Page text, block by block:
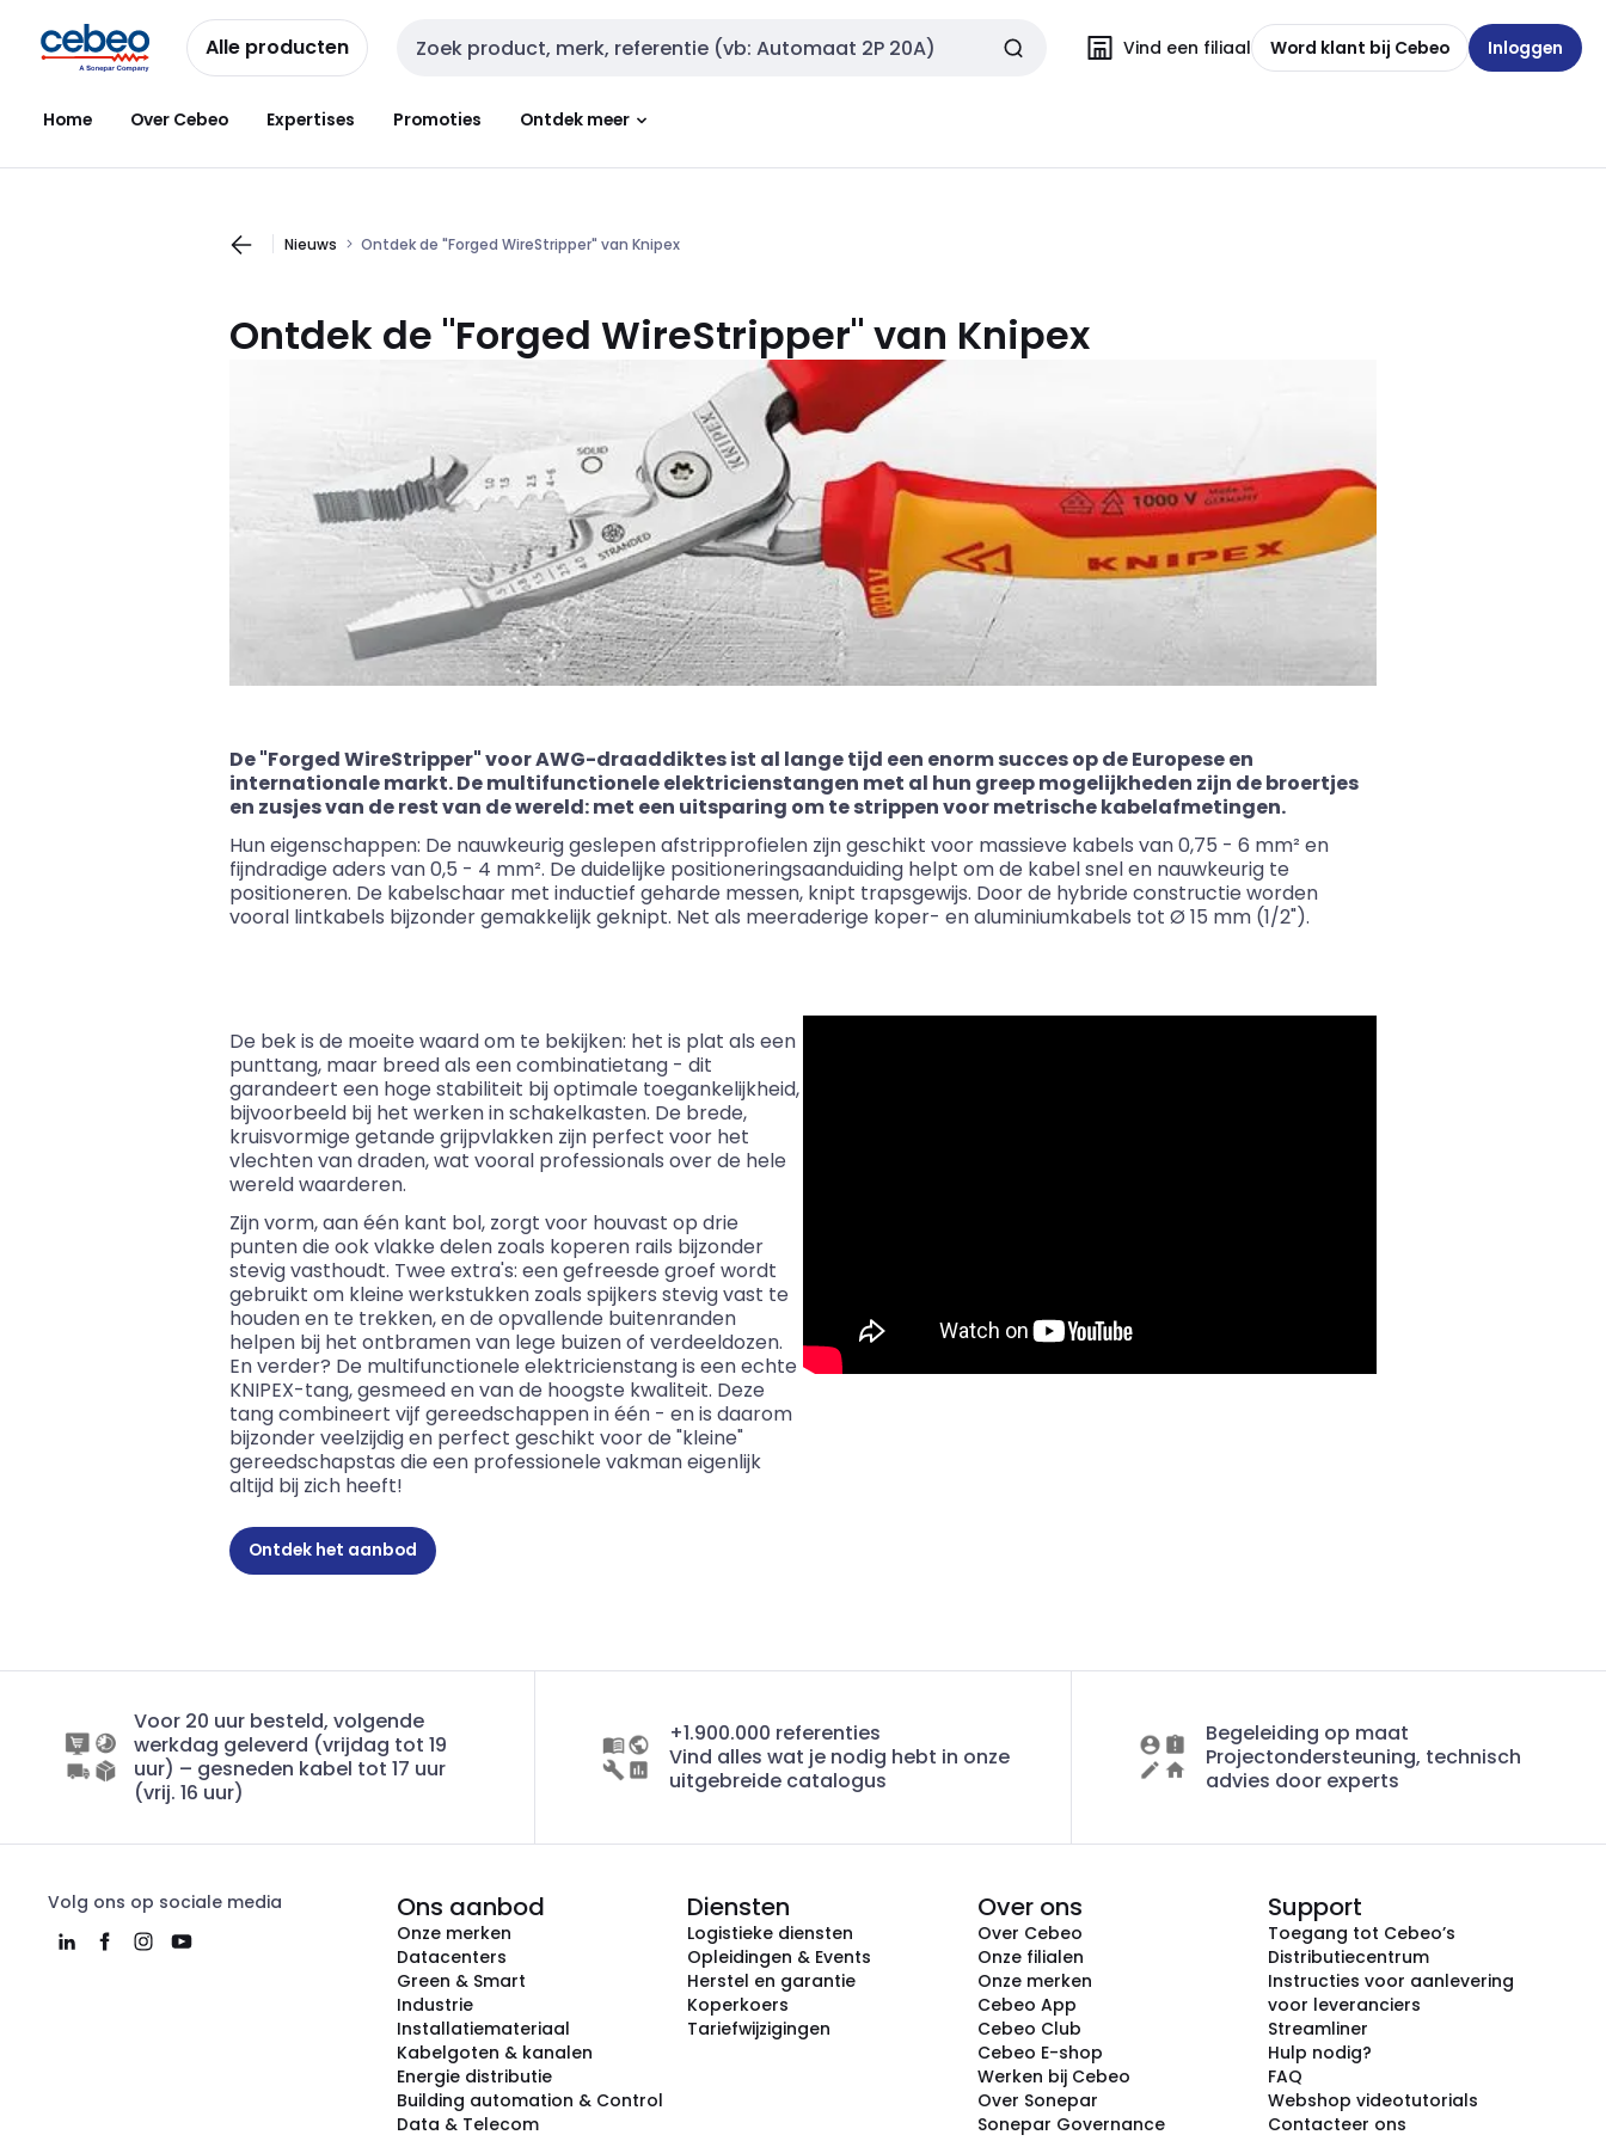
naar
navigatie
naar
inhoud
Alle producten Zoekveld invoer Vind een filiaal Word klant bij Cebeo Inloggen
Home Over Cebeo Expertises Promoties Ontdek meer
Nieuws Ontdek de "Forged WireStripper" van Knipex
Ontdek de "Forged WireStripper" van Knipex
De "ForgedWireStripper" voor AWG-draaddiktesist al lange tijd een enorm succes op de Europese en
internationale markt. De multifunctionele elektricienstangen met al hun greep mogelijkheden zijn de broertjes
en zusjes van de rest van de wereld: met een uitsparing om te strippen voor metrische kabelafmetingen.
Hun eigenschappen: De nauwkeurig geslepen afstripprofielen zijn geschikt voor massieve kabels van 0,75 - 6 mm² en
fijndradige aders van 0,5 - 4 mm². De duidelijke positioneringsaanduiding helpt om de kabel snel en nauwkeurig te
positioneren. De kabelschaar met inductief geharde messen, knipt trapsgewijs. Door de hybride constructie worden
vooral lintkabels bijzonder gemakkelijk geknipt. Net als meeraderige koper- en aluminiumkabels tot Ø 15 mm (1/2").
De bek is de moeite waard om te bekijken: het is plat als een
punttang, maar breed als een combinatietang - dit
garandeert een hoge stabiliteit bij optimale toegankelijkheid,
bijvoorbeeld bij het werken in schakelkasten. De brede,
kruisvormige getande grijpvlakken zijn perfect voor het
vlechten van draden, wat vooral professionals over de hele
wereld waarderen.
Zijn vorm, aan één kant bol, zorgt voor houvast op drie
punten die ook vlakke delen zoals koperen rails bijzonder
stevig vasthoudt. Twee extra's: een gefreesde groef wordt
gebruikt om kleine werkstukken zoals spijkers stevig vast te
houden en te trekken, en de opvallende buitenranden
helpen bij het ontbramen van lege buizen of verdeeldozen.
En verder? De multifunctionele elektricienstang is een echte
KNIPEX-tang, gesmeed en van de hoogste kwaliteit. Deze
tang combineert vijf gereedschappen in één - en is daarom
bijzonder veelzijdig en perfect geschikt voor de "kleine"
gereedschapstas die een professionele vakman eigenlijk
altijd bij zich heeft!
Ontdek het aanbod
Voor 20 uur besteld, volgende
werkdag geleverd (vrijdag tot 19
uur) – gesneden kabel tot 17 uur
(vrij. 16 uur)
+1.900.000 referenties
Vind alles wat je nodig hebt in onze
uitgebreide catalogus
Begeleiding op maat
Projectondersteuning, technisch
advies door experts
Volg ons op sociale media Ons aanbod
Onze merken
Datacenters
Green & Smart
Industrie
Installatiemateriaal
Kabelgoten & kanalen
Energie distributie
Building automation & Control
Data & Telecom
Diensten
Logistieke diensten
Opleidingen & Events
Herstel en garantie
Koperkoers
Tariefwijzigingen
Over ons
Over Cebeo
Onze filialen
Onze merken
Cebeo App
Cebeo Club
Cebeo E-shop
Werken bij Cebeo
Over Sonepar
Sonepar Governance
Support
Toegang tot Cebeo’s
Distributiecentrum
Instructies voor aanlevering
voor leveranciers
Streamliner
Hulp nodig?
FAQ
Webshop videotutorials
Contacteer ons